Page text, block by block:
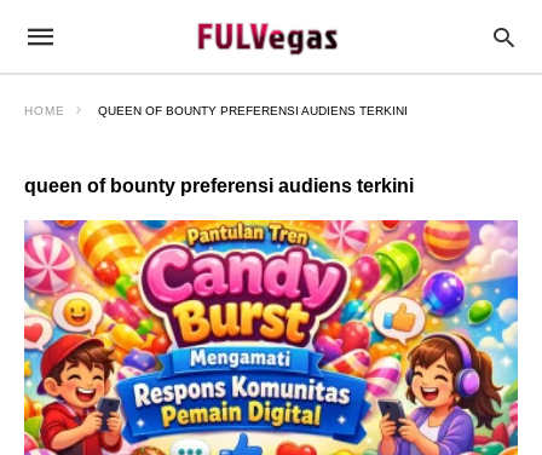
HOME QUEEN OF BOUNTY PREFERENSI AUDIENS TERKINI
queen of bounty preferensi audiens terkini